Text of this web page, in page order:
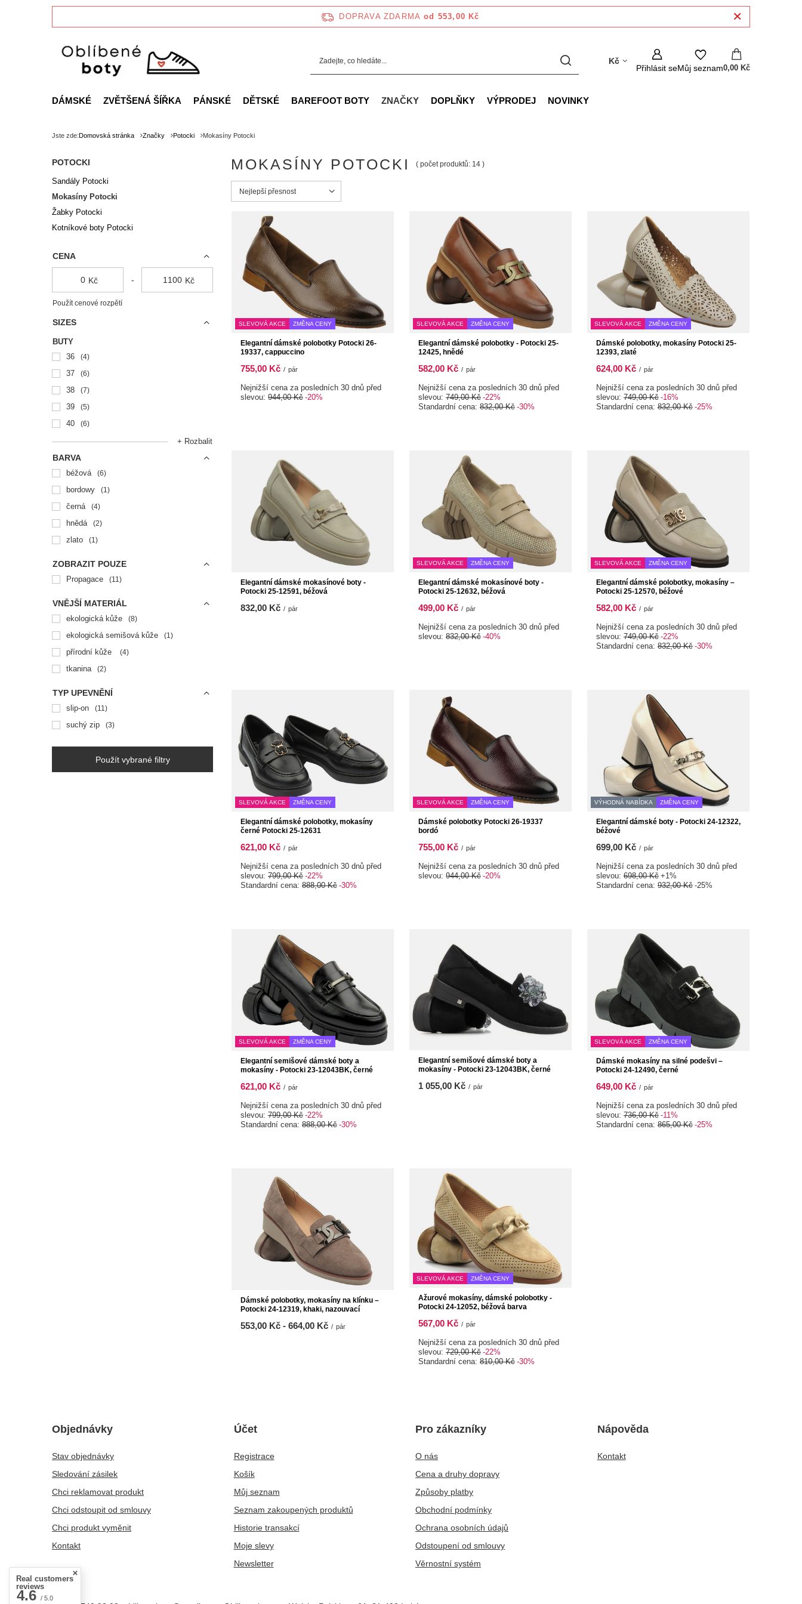
DOPRAVA ZDARMA od 553,00 Kč
Kč
Přihlásit seMůj seznam0,00 Kč
DÁMSKÉ ZVĚTŠENÁ ŠÍŘKA PÁNSKÉ DĚTSKÉ BAREFOOT BOTY ZNAČKY DOPLŇKY VÝPRODEJ NOVINKY
Jste zde:Domovská stránka Značky Potocki Mokasíny Potocki
POTOCKI
Sandály Potocki
Mokasíny Potocki
Žabky Potocki
Kotníkové boty Potocki
CENA
Kč - Kč
Použít cenové rozpětí
SIZES
BUTY
36
4
37 6
38 7
39 5
40 6
+ Rozbalit
BARVA
béžová 6
bordowy 1
černá 4
hnědá 2
zlato 1
ZOBRAZIT POUZE
Propagace 11
VNĚJŠÍ MATERIÁL
ekologická kůže 8
ekologická semišová kůže 1
přírodní kůže 4
tkanina 2
TYP UPEVNĚNÍ
slip-on 11
suchý zip 3
Použít vybrané filtry
MOKASÍNY POTOCKI ( počet produktů: 14 )
Zmień sortowanie
Nejlepší přesnost
SLEVOVÁ AKCE ZMĚNA CENY
Elegantní dámské polobotky Potocki 26-
19337, cappuccino
755,00 Kč / pár
Nejnižší cena za posledních 30 dnů před
slevou: 944,00 Kč -20%
SLEVOVÁ AKCE ZMĚNA CENY
Elegantní dámské polobotky - Potocki 25-
12425, hnědé
582,00 Kč / pár
Nejnižší cena za posledních 30 dnů před
slevou: 749,00 Kč -22%
Standardní cena: 832,00 Kč -30%
SLEVOVÁ AKCE ZMĚNA CENY
Dámské polobotky, mokasíny Potocki 25-
12393, zlaté
624,00 Kč / pár
Nejnižší cena za posledních 30 dnů před
slevou: 749,00 Kč -16%
Standardní cena: 832,00 Kč -25%
Elegantní dámské mokasínové boty -
Potocki 25-12591, béžová
832,00 Kč / pár
SLEVOVÁ AKCE ZMĚNA CENY
Elegantní dámské mokasínové boty -
Potocki 25-12632, béžová
499,00 Kč / pár
Nejnižší cena za posledních 30 dnů před
slevou: 832,00 Kč -40%
SLEVOVÁ AKCE ZMĚNA CENY
Elegantní dámské polobotky, mokasíny –
Potocki 25-12570, béžové
582,00 Kč / pár
Nejnižší cena za posledních 30 dnů před
slevou: 749,00 Kč -22%
Standardní cena: 832,00 Kč -30%
SLEVOVÁ AKCE ZMĚNA CENY
Elegantní dámské polobotky, mokasíny
černé Potocki 25-12631
621,00 Kč / pár
Nejnižší cena za posledních 30 dnů před
slevou: 799,00 Kč -22%
Standardní cena: 888,00 Kč -30%
SLEVOVÁ AKCE ZMĚNA CENY
Dámské polobotky Potocki 26-19337
bordó
755,00 Kč / pár
Nejnižší cena za posledních 30 dnů před
slevou: 944,00 Kč -20%
VÝHODNÁ NABÍDKA ZMĚNA CENY
Elegantní dámské boty - Potocki 24-12322,
béžové
699,00 Kč / pár
Nejnižší cena za posledních 30 dnů před
slevou: 698,00 Kč +1%
Standardní cena: 932,00 Kč -25%
SLEVOVÁ AKCE ZMĚNA CENY
Elegantní semišové dámské boty a
mokasíny - Potocki 23-12043BK, černé
621,00 Kč / pár
Nejnižší cena za posledních 30 dnů před
slevou: 799,00 Kč -22%
Standardní cena: 888,00 Kč -30%
Elegantní semišové dámské boty a
mokasíny - Potocki 23-12043BK, černé
1 055,00 Kč / pár
SLEVOVÁ AKCE ZMĚNA CENY
Dámské mokasíny na silné podešvi –
Potocki 24-12490, černé
649,00 Kč / pár
Nejnižší cena za posledních 30 dnů před
slevou: 736,00 Kč -11%
Standardní cena: 865,00 Kč -25%
Dámské polobotky, mokasíny na klínku –
Potocki 24-12319, khaki, nazouvací
od
553,00 Kč - do
664,00 Kč / pár
SLEVOVÁ AKCE ZMĚNA CENY
Ažurové mokasíny, dámské polobotky -
Potocki 24-12052, béžová barva
567,00 Kč / pár
Nejnižší cena za posledních 30 dnů před
slevou: 729,00 Kč -22%
Standardní cena: 810,00 Kč -30%
Objednávky
Stav objednávky
Sledování zásilek
Chci reklamovat produkt
Chci odstoupit od smlouvy
Chci produkt vyměnit
Kontakt
Účet
Registrace
Košík
Můj seznam
Seznam zakoupených produktů
Historie transakcí
Moje slevy
Newsletter
Pro zákazníky
O nás
Cena a druhy dopravy
Způsoby platby
Obchodní podmínky
Ochrana osobních údajů
Odstoupení od smlouvy
Věrnostní systém
Nápověda
Kontakt
Real customers
reviews
4.6 / 5.0